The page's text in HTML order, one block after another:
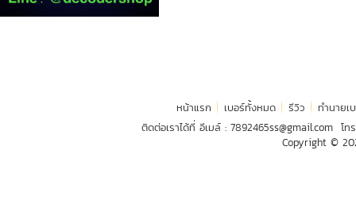
หน้าแรก เบอร์ทั้งหมด รีวิว
ทำนายเ
ติดต่อเราได้ที่ อีเมล์ : 7892465ss@gmail.com โท
Copyright ©